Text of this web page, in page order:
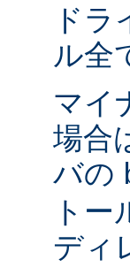
ド
ル全
マイ
場合
バの
ト
ディ